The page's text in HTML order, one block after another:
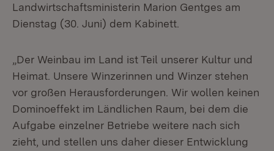
Landwirtschaftsministerin Marion Gentges am
Dienstag (30. Juni) dem Kabinett.
„Der Weinbau im Land ist Teil unserer Kultur und
Heimat. Unsere Winzerinnen und Winzer stehen
vor großen Herausforderungen. Wir wollen keinen
Dominoeffekt im Ländlichen Raum, bei dem die
Aufgabe einzelner Betriebe weitere nach sich
zieht, und stellen uns daher dieser Entwicklung